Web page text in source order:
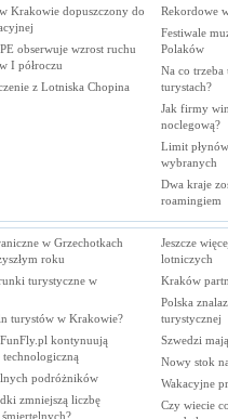
Krakowie dopuszczony do
obserwuje wzrost ruchu
I półroczu
z Lotniska Chopina
Rekordowe
Festiwale
Polaków
Na co trzeba
turystach?
Jak firmy
noclegową?
Limit
wybranych
Dwa kraje
roamingiem
w Grzechotkach
roku
turystyczne w
turystów w Krakowie?
kontynuują
technologiczną
podróżników
zmniejszą liczbę
Jeszcze
lotniczych
Kraków
Polska
turystycznej
Szwedzi
Nowy stok
Wakacyjne
Czy wiecie